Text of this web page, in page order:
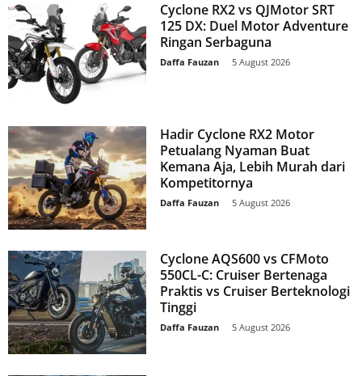
Cyclone RX2 vs QJMotor SRT
125 DX: Duel Motor Adventure
Ringan Serbaguna
Daffa Fauzan 5 August 2026
Hadir Cyclone RX2 Motor
Petualang Nyaman Buat
Kemana Aja, Lebih Murah dari
Kompetitornya
Daffa Fauzan 5 August 2026
Cyclone AQS600 vs CFMoto
550CL-C: Cruiser Bertenaga
Praktis vs Cruiser Berteknologi
Tinggi
Daffa Fauzan 5 August 2026